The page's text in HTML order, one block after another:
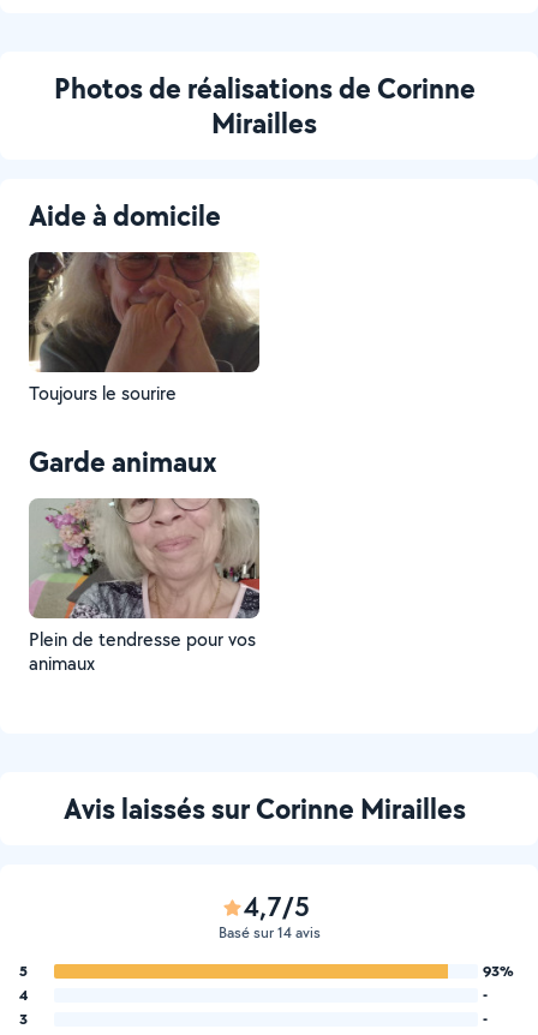
Photos de réalisations de Corinne
Mirailles
Aide à domicile
Toujours le sourire
Garde animaux
Plein de tendresse pour vos
animaux
Avis laissés sur Corinne Mirailles
4,7/5
Basé sur 14 avis
5
93%
4
-
3
-